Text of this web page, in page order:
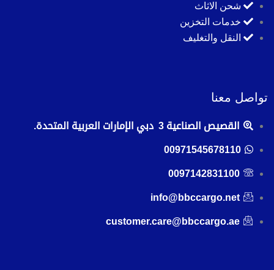
شحن الاثاث
خدمات التخزين
النقل والتغليف
تواصل معنا
القصيص الصناعية 3 دبي الإمارات العربية المتحدة.
00971545678110
0097142831100
info@bbccargo.net
customer.care@bbccargo.ae